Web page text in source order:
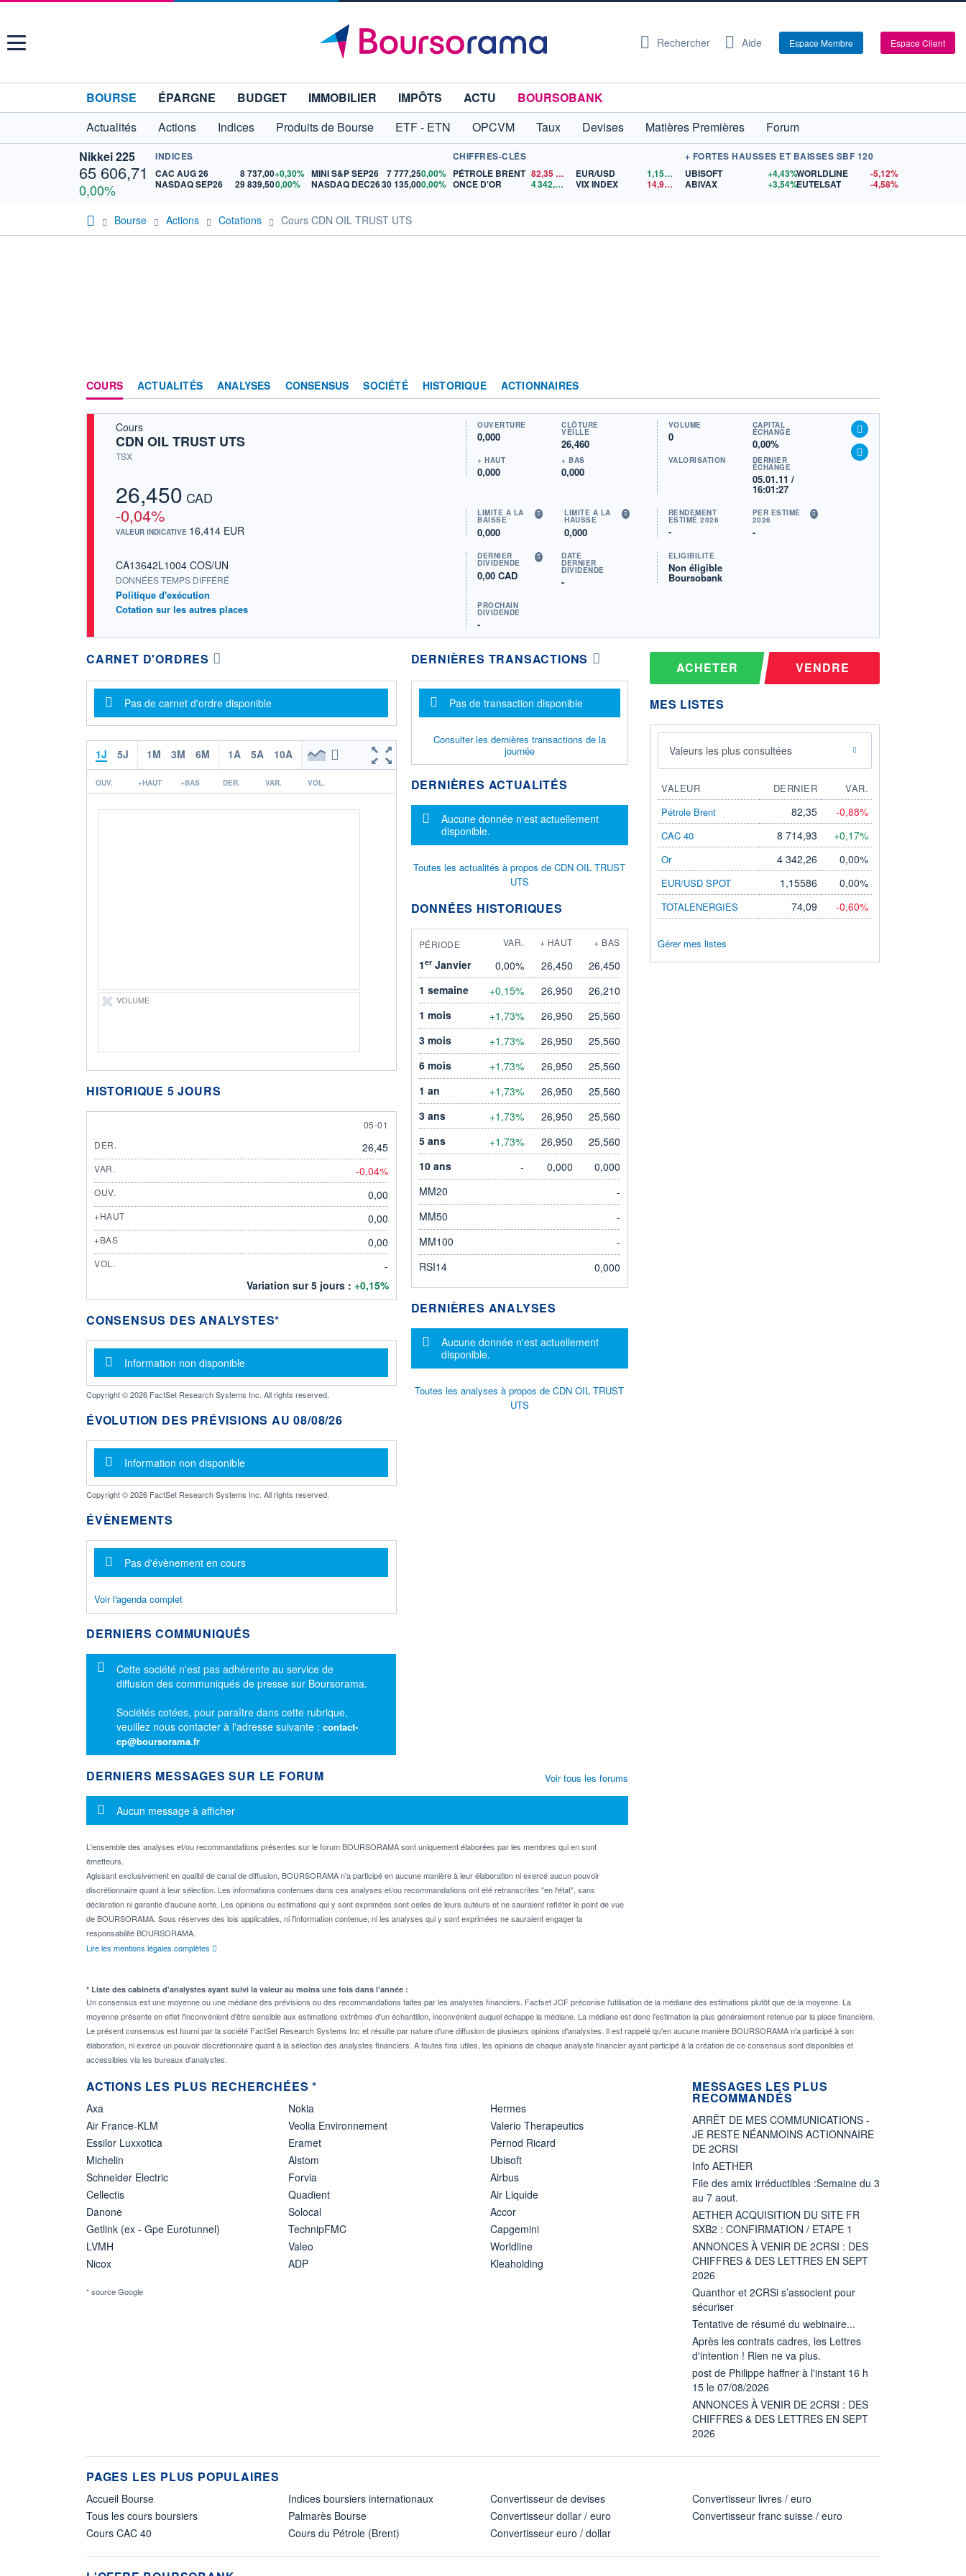
Menu Rechercher Aide Espace Membre Espace Client
BOURSE ÉPARGNE BUDGET IMMOBILIER IMPÔTS ACTU
BOURSOBANK
Actualités
Actions Indices Produits de Bourse ETF - ETN OPCVM Taux Devises Matières Premières
Forum
Nikkei 225
65 606,71
0,00%
INDICES
CAC AUG 26
8 737,00+0,30%
NASDAQ SEP26
29 839,500,00%
MINI S&P SEP26 7 777,250,00%
NASDAQ DEC2630 135,000,00%
CHIFFRES-CLÉS
PÉTROLE BRENT 82,35
ONCE D'OR
4 342,26 $US
EUR/USD 1,1559
$US
VIX INDEX
14,90$US
+ FORTES HAUSSES ET BAISSES SBF 120
UBISOFT
+4,43%
ABIVAX
+3,54%
WORLDLINE
-5,12%
EUTELSAT
-4,58%
Bourse Actions Cotations Cours CDN OIL TRUST UTS
COURS ACTUALITÉS ANALYSES CONSENSUS SOCIÉTÉ HISTORIQUE ACTIONNAIRES
Cours
CDN OIL TRUST UTS
TSX
26,450 CAD
-0,04%
VALEUR INDICATIVE 16,414 EUR
CA13642L1004 COS/UN
DONNÉES TEMPS DIFFÉRÉ
Politique d'exécution
Cotation sur les autres places
OUVERTURE
0,000
CLÔTURE
VEILLE
26,460
+ HAUT
0,000
+ BAS
0,000
VOLUME
0
CAPITAL
ÉCHANGÉ
0,00%
VALORISATION DERNIER
ÉCHANGE
05.01.11 /
16:01:27
LIMITE À LA
BAISSE
0,000
LIMITE À LA
HAUSSE
0,000
RENDEMENT
ESTIMÉ 2026
-
PER ESTIMÉ
2026
-
DERNIER
DIVIDENDE
0,00 CAD
DATE
DERNIER
DIVIDENDE
-
PROCHAIN
DIVIDENDE
-
ÉLIGIBILITÉ
Non éligible
Boursobank
CARNET D'ORDRES
Message d'information
Pas de carnet d'ordre disponible
1J 5J 1M 3M 6M 1A 5A 10A
OUV. +HAUT +BAS DER. VAR. VOL.
VOLUME
HISTORIQUE 5 JOURS
5 JANUARY
05-01
DER.
26,45
VAR. -0,04%
OUV. 0,00
+HAUT 0,00
+BAS 0,00
VOL.
-
Variation sur 5 jours : +0,15%
CONSENSUS DES ANALYSTES*
Message d'information
Information non disponible
Copyright © 2026 FactSet Research Systems Inc. All rights reserved.
ÉVOLUTION DES PRÉVISIONS AU 08/08/26
Message d'information
Information non disponible
Copyright © 2026 FactSet Research Systems Inc. All rights reserved.
ÉVÈNEMENTS
Message d'information
Pas d'évènement en cours
Voir l'agenda complet
DERNIERS COMMUNIQUÉS
Message d'information
Cette société n'est pas adhérente au service de
diffusion des communiqués de presse sur Boursorama.
Sociétés cotées, pour paraître dans cette rubrique,
veuillez nous contacter à l'adresse suivante : contact-
cp@boursorama.fr
DERNIÈRES TRANSACTIONS
Message d'information
Pas de transaction disponible
Consulter les dernières transactions de la
journée
DERNIÈRES ACTUALITÉS
Message d'information
Aucune donnée n'est actuellement
disponible.
Toutes les actualités à propos de CDN OIL TRUST
UTS
DONNÉES HISTORIQUES
PÉRIODE VAR. + HAUT + BAS
1erJanvier 0,00% 26,450
26,450
1 semaine
+0,15% 26,950
26,210
1 mois
+1,73% 26,950
25,560
3 mois
+1,73% 26,950
25,560
6 mois
+1,73% 26,950
25,560
1 an
+1,73% 26,950
25,560
3 ans
+1,73% 26,950
25,560
5 ans
+1,73% 26,950
25,560
10 ans
- 0,000
0,000
MM20
-
MM50
-
MM100
-
RSI14
0,000
DERNIÈRES ANALYSES
Message d'information
Aucune donnée n'est actuellement
disponible.
Toutes les analyses à propos de CDN OIL TRUST
UTS
DERNIERS MESSAGES SUR LE FORUM
Message d'information
Aucun message à afficher
L'ensemble des analyses et/ou recommandations présentes sur le forum BOURSORAMA sont uniquement élaborées par les membres qui en sont
émetteurs.
Agissant exclusivement en qualité de canal de diffusion, BOURSORAMA n'a participé en aucune manière à leur élaboration ni exercé aucun pouvoir
discrétionnaire quant à leur sélection. Les informations contenues dans ces analyses et/ou recommandations ont été retranscrites "en l'état", sans
déclaration ni garantie d'aucune sorte. Les opinions ou estimations qui y sont exprimées sont celles de leurs auteurs et ne sauraient refléter le point de vue
de BOURSORAMA. Sous réserves des lois applicables, ni l'information contenue, ni les analyses qui y sont exprimées ne sauraient engager la
responsabilité BOURSORAMA.
Lire les mentions légales complètes
Voir tous les forums
ACHETER VENDRE
MES LISTES
Valeurs les plus consultées
VALEUR DERNIER
VAR.
Pétrole Brent
82,35 -0,88%
CAC 40 8 714,93 +0,17%
Or 4 342,26 0,00%
EUR/USD SPOT 1,15586 0,00%
TOTALENERGIES 74,09 -0,60%
Gérer mes listes
* Liste des cabinets d'analystes ayant suivi la valeur au moins une fois dans l'année :
Un consensus est une moyenne ou une médiane des prévisions ou des recommandations faites par les analystes financiers. Factset JCF préconise l'utilisation de la médiane des estimations plutôt que de la moyenne. La
moyenne présente en effet l'inconvénient d'être sensible aux estimations extrêmes d'un échantillon, inconvénient auquel échappe la médiane. La médiane est donc l'estimation la plus généralement retenue par la place financière.
Le présent consensus est fourni par la société FactSet Research Systems Inc et résulte par nature d'une diffusion de plusieurs opinions d'analystes. Il est rappelé qu'en aucune manière BOURSORAMA n'a participé à son
élaboration, ni exercé un pouvoir discrétionnaire quant à la sélection des analystes financiers. A toutes fins utiles, les opinions de chaque analyste financier ayant participé à la création de ce consensus sont disponibles et
accessibles via les bureaux d'analystes.
ACTIONS LES PLUS RECHERCHÉES *
Axa
Air France-KLM
Essilor Luxxotica
Michelin
Schneider Electric
Cellectis
Danone
Getlink (ex - Gpe Eurotunnel)
LVMH
Nicox
Nokia
Veolia Environnement
Eramet
Alstom
Forvia
Quadient
Solocal
TechnipFMC
Valeo
ADP
Hermes
Valerio Therapeutics
Pernod Ricard
Ubisoft
Airbus
Air Liquide
Accor
Capgemini
Worldline
Kleaholding
* source Google
MESSAGES LES PLUS
RECOMMANDÉS
ARRÊT DE MES COMMUNICATIONS -
JE RESTE NÉANMOINS ACTIONNAIRE
DE 2CRSI
Info AETHER
File des amix irréductibles :Semaine du 3
au 7 aout.
AETHER ACQUISITION DU SITE FR
SXB2 : CONFIRMATION / ETAPE 1
ANNONCES À VENIR DE 2CRSI : DES
CHIFFRES & DES LETTRES EN SEPT
2026
Quanthor et 2CRSi s’associent pour
sécuriser
Tentative de résumé du webinaire...
Après les contrats cadres, les Lettres
d'intention ! Rien ne va plus.
post de Philippe haffner à l'instant 16 h
15 le 07/08/2026
ANNONCES À VENIR DE 2CRSI : DES
CHIFFRES & DES LETTRES EN SEPT
2026
PAGES LES PLUS POPULAIRES
Accueil Bourse
Tous les cours boursiers
Cours CAC 40
Indices boursiers internationaux
Palmarès Bourse
Cours du Pétrole (Brent)
Convertisseur de devises
Convertisseur dollar / euro
Convertisseur euro / dollar
Convertisseur livres / euro
Convertisseur franc suisse / euro